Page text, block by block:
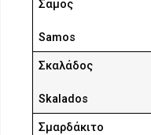
Σάμος
Samos
Σκαλάδος
Skalados
Σμαρδάκιτο